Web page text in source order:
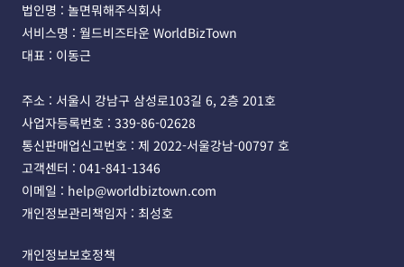
법인명 : 놀면뭐해주식회사
서비스명 : 월드비즈타운 WorldBizTown
대표 : 이동근
주소 : 서울시 강남구 삼성로103길 6, 2층 201호
사업자등록번호 : 339-86-02628
통신판매업신고번호 : 제 2022-서울강남-00797 호
고객센터 : 041-841-1346
이메일 : help@worldbiztown.com
개인정보관리책임자 : 최성호
개인정보보호정책